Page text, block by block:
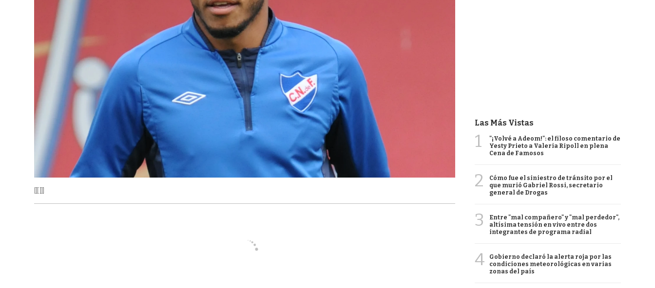
Las Más Vistas
1
"¡Volvé a Adeom!": el filoso comentario de
Yesty Prieto a Valeria Ripoll en plena
Cena de Famosos
2
Cómo fue el siniestro de tránsito por el
que murió Gabriel Rossi, secretario
general de Drogas
3
Entre "mal compañero" y "mal perdedor",
altísima tensión en vivo entre dos
integrantes de programa radial
4
Gobierno declaró la alerta roja por las
condiciones meteorológicas en varias
zonas del país